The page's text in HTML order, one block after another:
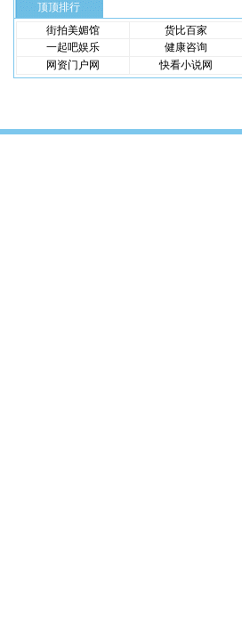
顶顶排行
街拍美媚馆
货比百家
一起吧娱乐
健康咨询
网资门户网
快看小说网